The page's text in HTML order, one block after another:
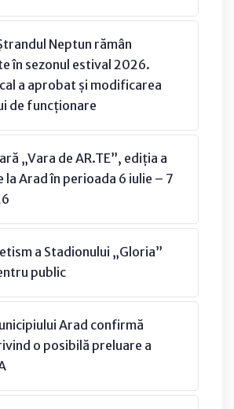
Neptun rămân
în sezonul estival 2026.
a aprobat și modificarea
de funcționare
„Vara de AR.TE”, ediția a
la Arad în perioada 6 iulie – 7
a Stadionului „Gloria”
public
Arad confirmă
o posibilă preluare a